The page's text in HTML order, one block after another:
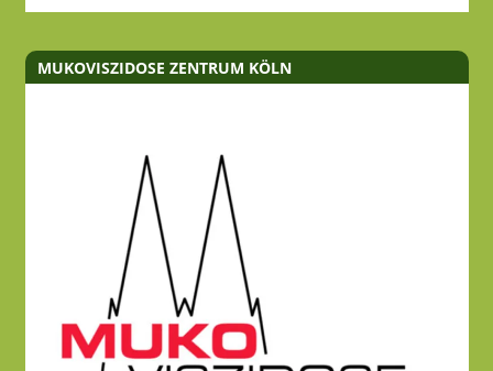
MUKOVISZIDOSE ZENTRUM KÖLN